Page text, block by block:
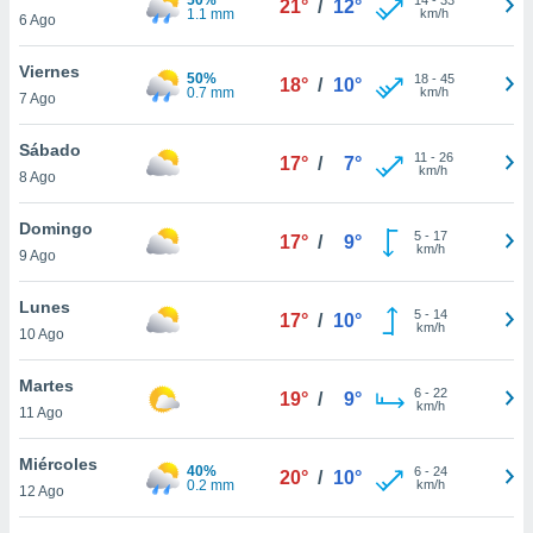
más
nuestra
y
de
cookies
aceptar
6 Ago
1.1 mm
21° / 12°
km/h
Viernes
7 Ago
50%
0.7 mm
18° / 10° 18- 45
km/h
Sábado
8 Ago
17° / 7° 11 - 26
km/h
Domingo
9 Ago
17° / 9° 5- 17
km/h
Lunes
10 Ago
17° / 10° 5- 14
km/h
Martes
11 Ago
19° / 9° 6- 22
km/h
Miércoles
12 Ago
40%
0.2 mm
20° / 10° 6- 24
km/h